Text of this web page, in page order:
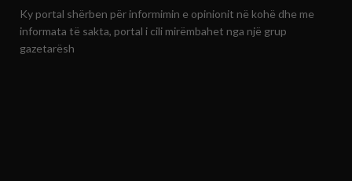
Ky portal shërben për informimin e opinionit në kohë dhe me
informata të sakta, portal i cili mirëmbahet nga një grup
gazetarësh